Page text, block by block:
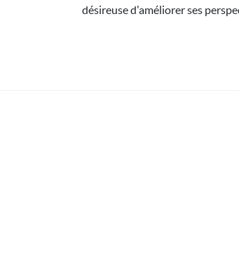
désireuse d'améliorer ses